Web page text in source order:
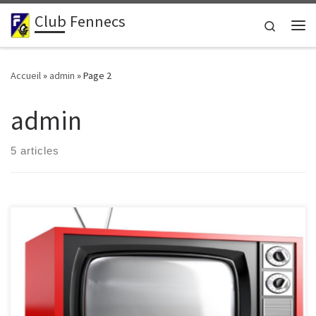
Passer au contenu
Club Fennecs
Search
Accueil» admin »Page 2
admin
5 articles
Voici quelques sites pouvant être utilisés pour faire une sélection
de films.